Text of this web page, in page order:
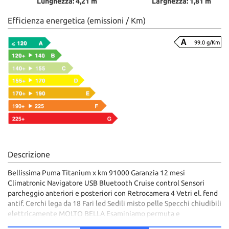
Efficienza energetica (emissioni / Km)
99.0 g/Km
Descrizione
Bellissima Puma Titanium x km 91000 Garanzia 12 mesi
Climatronic Navigatore USB Bluetooth Cruise control Sensori
parcheggio anteriori e posteriori con Retrocamera 4 Vetri el. fend
antif. Cerchi lega da 18 Fari led Sedili misto pelle Specchi chiudibili
elettricamente MOLTO BELLA Esaminiamo permuta e